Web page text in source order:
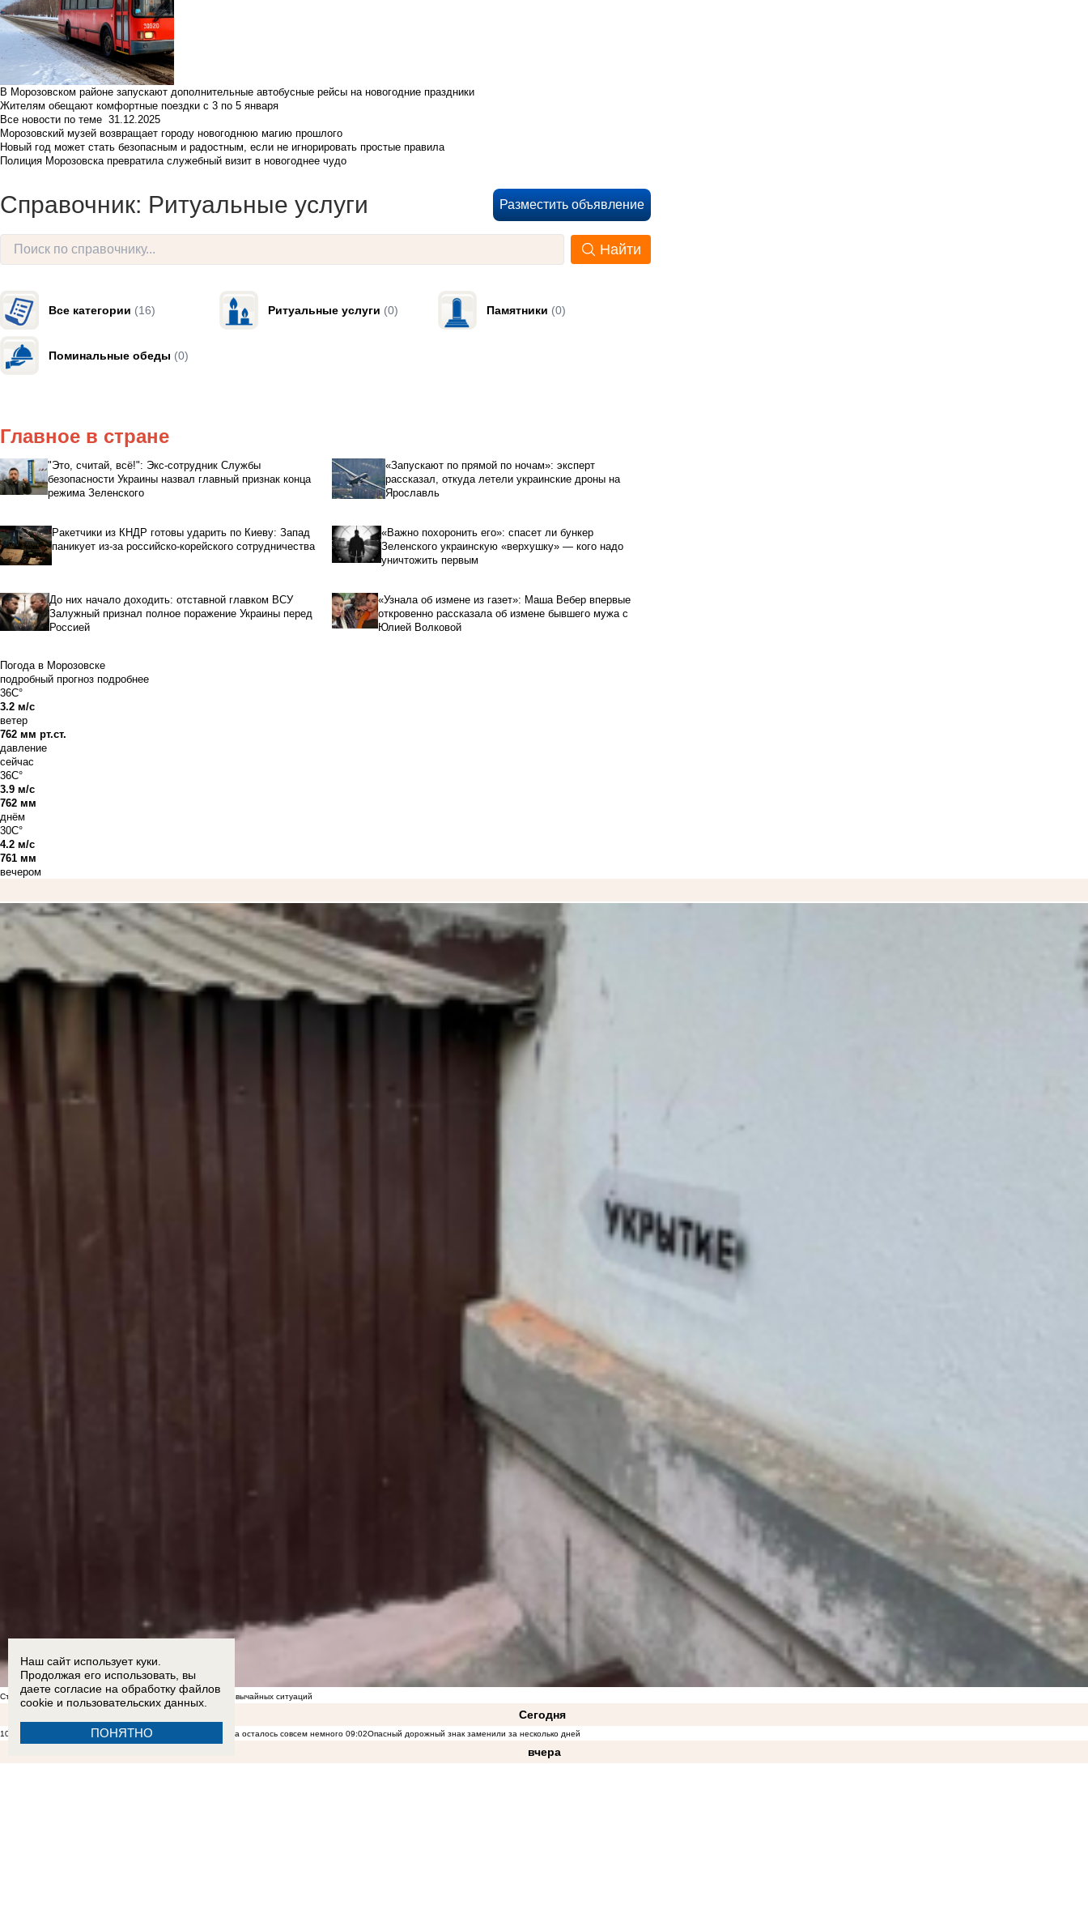
В Морозовском районе запускают дополнительные автобусные рейсы на новогодние праздники
Жителям обещают комфортные поездки с 3 по 5 января
Все новости по теме 31.12.2025
Морозовский музей возвращает городу новогоднюю магию прошлого
Новый год может стать безопасным и радостным, если не игнорировать простые правила
Полиция Морозовска превратила служебный визит в новогоднее чудо
Справочник: Ритуальные услуги Разместить объявление
Найти
Все категории (16) Ритуальные услуги (0) Памятники (0)
Поминальные обеды (0)
Главное в стране
"Это, считай, всё!": Экс-сотрудник Службы
безопасности Украины назвал главный признак конца
режима Зеленского
«Запускают по прямой по ночам»: эксперт
рассказал, откуда летели украинские дроны на
Ярославль
Ракетчики из КНДР готовы ударить по Киеву: Запад
паникует из-за российско-корейского сотрудничества
«Важно похоронить его»: спасет ли бункер
Зеленского украинскую «верхушку» — кого надо
уничтожить первым
До них начало доходить: отставной главком ВСУ
Залужный признал полное поражение Украины перед
Россией
«Узнала об измене из газет»: Маша Вебер впервые
откровенно рассказала об измене бывшего мужа с
Юлией Волковой
Погода в Морозовске
подробный прогноз подробнее
36C°
3.2 м/с
ветер
762 мм рт.ст.
давление
сейчас
36C°
3.9 м/с
762 мм
днём
30C°
4.2 м/с
761 мм
вечером
Стал известен список укрытий в Морозовске на случай чрезвычайных ситуаций
Сегодня
10:06 Морозовский район почти завершил жатву: до финиша осталось совсем немного 09:02Опасный дорожный знак заменили за несколько дней
вчера
Наш сайт использует куки.
Продолжая его использовать, вы
даете согласие на обработку файлов
cookie и пользовательских данных.
ПОНЯТНО